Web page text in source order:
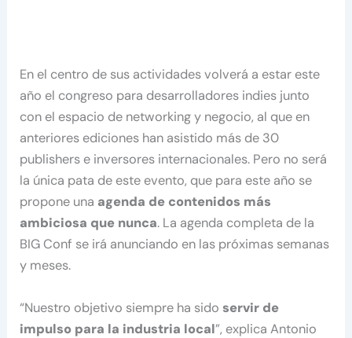
En el centro de sus actividades volverá a estar este
año el congreso para desarrolladores indies junto
con el espacio de networking y negocio, al que en
anteriores ediciones han asistido más de 30
publishers e inversores internacionales. Pero no será
la única pata de este evento, que para este año se
propone una agenda de contenidos más
ambiciosa que nunca. La agenda completa de la
BIG Conf se irá anunciando en las próximas semanas
y meses.
“Nuestro objetivo siempre ha sidoservir de
impulso para la industria local”, explica Antonio